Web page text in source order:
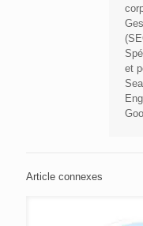
et
Article connexes